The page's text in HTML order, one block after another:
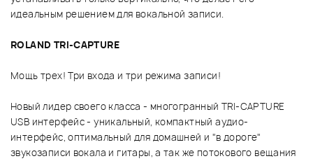
идеальным решением для вокальной записи.
ROLAND TRI-CAPTURE
Мощь трех! Три входа и три режима записи!
Новый лидер своего класса - многогранный TRI-CAPTURE
USB интерфейс - уникальный, компактный аудио-
интерфейс, оптимальный для домашней и "в дороге"
звукозаписи вокала и гитары, а так же потокового вещания